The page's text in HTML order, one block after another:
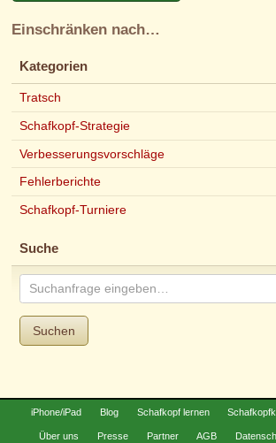
Einschränken nach…
Kategorien
Tratsch
Schafkopf-Strategie
Verbesserungsvorschläge
Fehlerberichte
Schafkopf-Turniere
Suche
Suchen
iPhone/iPad Blog Schafkopf lernen
Über uns Presse Partner AGB